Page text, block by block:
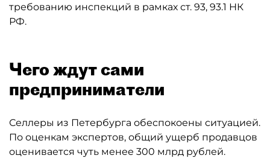
требованию инспекций в рамках ст. 93, 93.1 НК
РФ.
Чего ждут сами
предприниматели
Селлеры из Петербурга обеспокоены ситуацией.
По оценкам экспертов, общий ущерб продавцов
оценивается чуть менее 300 млрд рублей.